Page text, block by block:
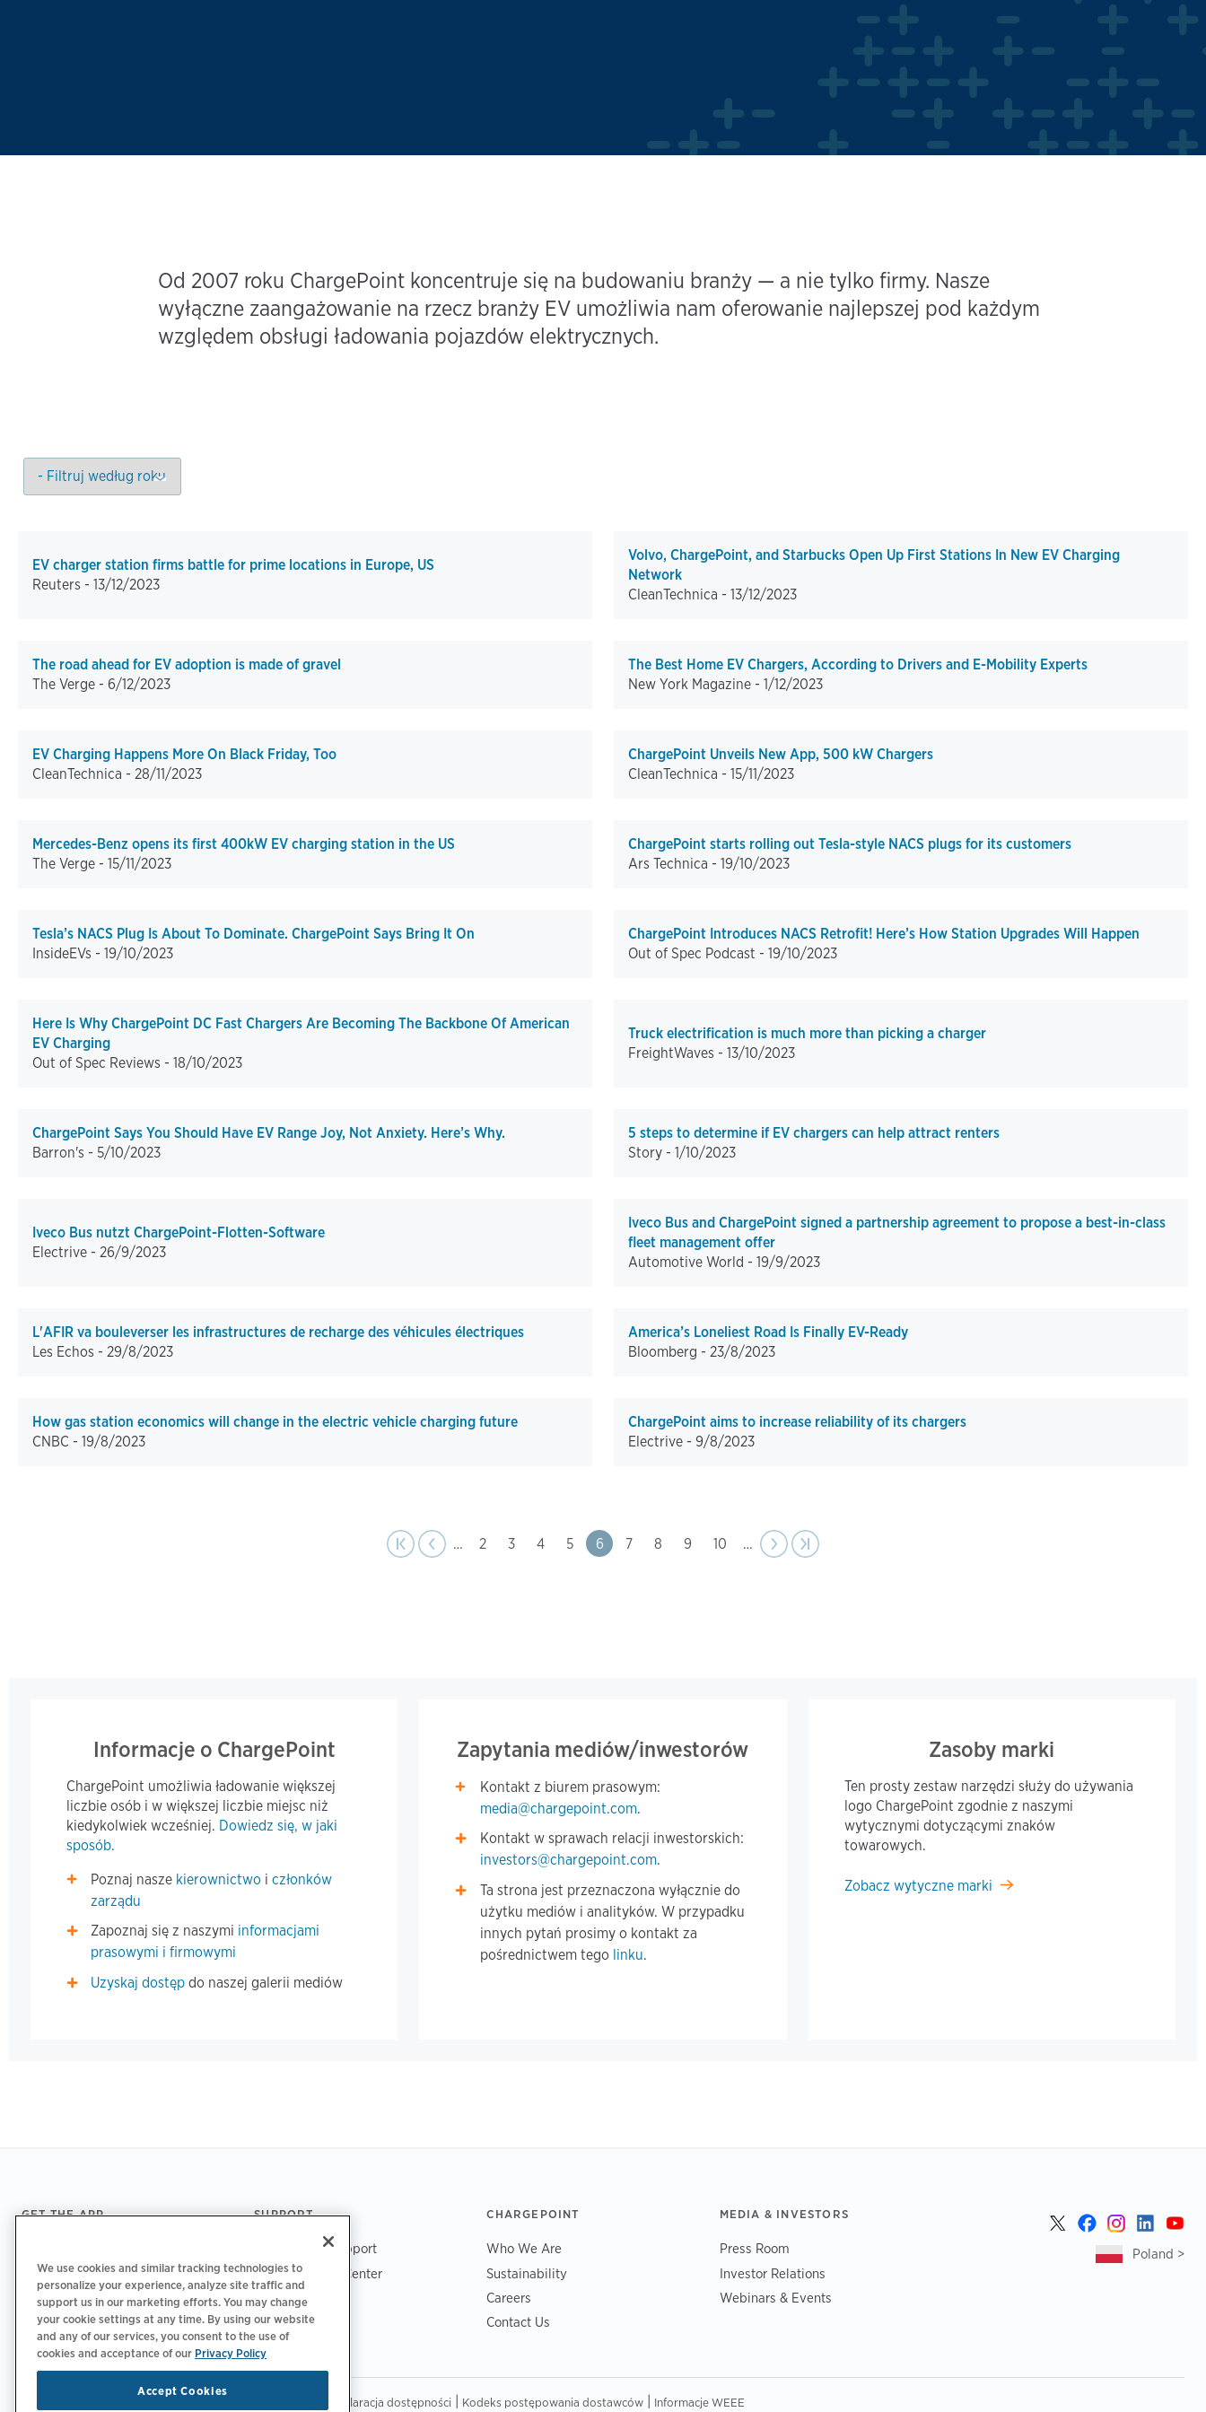
Od 2007 roku ChargePoint koncentruje się na budowaniu branży — a nie tylko firmy. Nasze
wyłączne zaangażowanie na rzecz branży EV umożliwia nam oferowanie najlepszej pod każdym
względem obsługi ładowania pojazdów elektrycznych.
EV charger station firms battle for prime locations in Europe, US
Reuters - 13/12/2023
Volvo, ChargePoint, and Starbucks Open Up First Stations In New EV Charging
Network
CleanTechnica - 13/12/2023
The road ahead for EV adoption is made of gravel
The Verge - 6/12/2023
The Best Home EV Chargers, According to Drivers and E-Mobility Experts
New York Magazine - 1/12/2023
EV Charging Happens More On Black Friday, Too
CleanTechnica - 28/11/2023
ChargePoint Unveils New App, 500 kW Chargers
CleanTechnica - 15/11/2023
Mercedes-Benz opens its first 400kW EV charging station in the US
The Verge - 15/11/2023
ChargePoint starts rolling out Tesla-style NACS plugs for its customers
Ars Technica - 19/10/2023
Tesla’s NACS Plug Is About To Dominate. ChargePoint Says Bring It On
InsideEVs - 19/10/2023
ChargePoint Introduces NACS Retrofit! Here’s How Station Upgrades Will Happen
Out of Spec Podcast - 19/10/2023
Here Is Why ChargePoint DC Fast Chargers Are Becoming The Backbone Of American
EV Charging
Out of Spec Reviews - 18/10/2023
Truck electrification is much more than picking a charger
FreightWaves - 13/10/2023
ChargePoint Says You Should Have EV Range Joy, Not Anxiety. Here’s Why.
Barron's - 5/10/2023
5 steps to determine if EV chargers can help attract renters
Story - 1/10/2023
Iveco Bus nutzt ChargePoint-Flotten-Software
Electrive - 26/9/2023
Iveco Bus and ChargePoint signed a partnership agreement to propose a best-in-class
fleet management offer
Automotive World - 19/9/2023
L'AFIR va bouleverser les infrastructures de recharge des véhicules électriques
Les Echos - 29/8/2023
America’s Loneliest Road Is Finally EV-Ready
Bloomberg - 23/8/2023
How gas station economics will change in the electric vehicle charging future
CNBC - 19/8/2023
ChargePoint aims to increase reliability of its chargers
Electrive - 9/8/2023
First page
|‹
Previous
‹‹
… Page
2 Page
3 Page
4 Page
5 Page
6 Page
7 Page
8 Page
9 Page
10 …
Next
›› Last page
›|
Informacje o ChargePoint
ChargePoint umożliwia ładowanie większej
liczbie osób i w większej liczbie miejsc niż
kiedykolwiek wcześniej. Dowiedz się, w jaki
sposób.
Poznaj nasze kierownictwo iczłonków
zarządu
Zapoznaj się z naszymi informacjami
prasowymi i firmowymi
Uzyskaj dostęp do naszej galerii mediów
Zapytania mediów/inwestorów
Kontakt z biurem prasowym:
media@chargepoint.com.
Kontakt w sprawach relacji inwestorskich:
investors@chargepoint.com.
Ta strona jest przeznaczona wyłącznie do
użytku mediów i analityków. W przypadku
innych pytań prosimy o kontakt za
pośrednictwem tego linku.
Zasoby marki
Ten prosty zestaw narzędzi służy do używania
logo ChargePoint zgodnie z naszymi
wytycznymi dotyczącymi znaków
towarowych.
Zobacz wytyczne marki
Footer
GET THE APP SUPPORT
ChargePoint Support
Driver Support Center
Trust Center
CHARGEPOINT
Who We Are
Sustainability
Careers
Contact Us
MEDIA & INVESTORS
Press Room
Investor Relations
Webinars & Events
Poland >
Deklaracja dostępności| Kodeks postępowania dostawców| Informacje WEEE
We use cookies and similar tracking technologies to
personalize your experience, analyze site traffic and
support us in our marketing efforts. You may change
your cookie settings at any time. By using our website
and any of our services, you consent to the use of
cookies and acceptance of our Privacy Policy
Accept Cookies